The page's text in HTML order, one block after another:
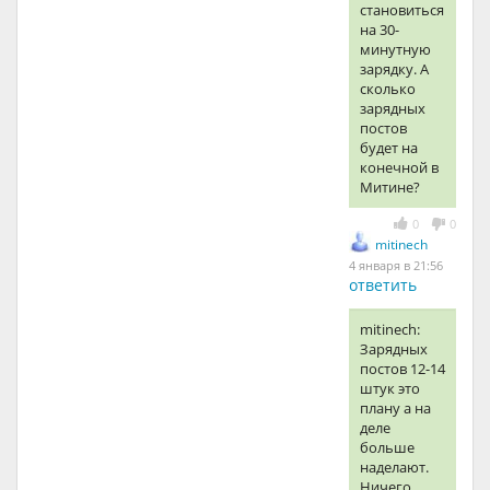
становиться
на 30-
минутную
зарядку. А
сколько
зарядных
постов
будет на
конечной в
Митине?
0 0
mitinech
4 января в 21:56
ответить
mitinech:
Зарядных
постов 12-14
штук это
плану а на
деле
больше
наделают.